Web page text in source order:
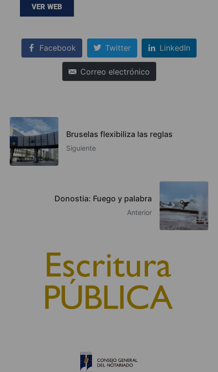
VER WEB
Facebook Twitter LinkedIn
Correo electrónico
Bruselas flexibiliza las reglas
Siguiente
Donostia: Fuego y palabra
Anterior